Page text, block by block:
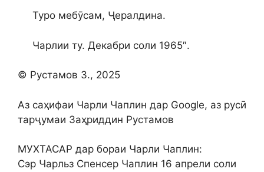
Туро мебӯсам, Ҷералдина.
Чарлии ту. Декабри соли 1965″.
© Рустамов З., 2025
Аз саҳифаи Чарли Чаплин дар Google, аз русӣ
тарҷумаи Заҳриддин Рустамов
МУХТАСАР дар бораи Чарли Чаплин:
Сэр Чарльз Спенсер Чаплин 16 апрели соли